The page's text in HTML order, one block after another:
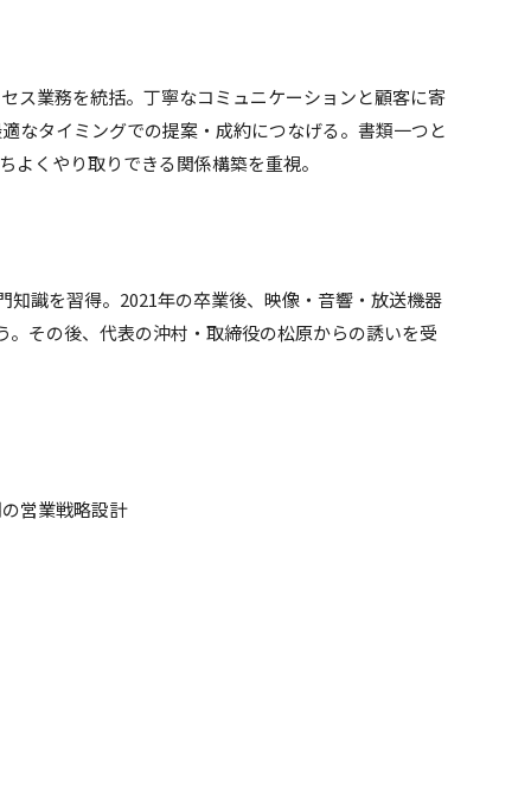
ス業務を統括。丁寧なコミュニケーションと顧客に寄
なタイミングでの提案・成約につなげる。書類一つと
くやり取りできる関係構築を重視。
識を習得。2021年の卒業後、映像・音響・放送機器
その後、代表の沖村・取締役の松原からの誘いを受
営業戦略設計